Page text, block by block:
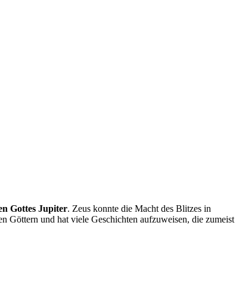
Gottes Jupiter. Zeus konnte die Macht des Blitzes in
Göttern und hat viele Geschichten aufzuweisen, die zumeist